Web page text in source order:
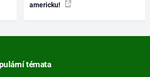
americku!
témata